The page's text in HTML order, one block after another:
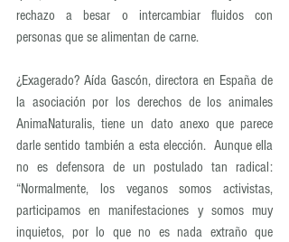
rechazo a besar o intercambiar fluidos con
personas que se alimentan de carne.
¿Exagerado? Aída Gascón, directora en España de
la asociación por los derechos de los animales
AnimaNaturalis, tiene un dato anexo que parece
darle sentido también a esta elección.  Aunque ella
no es defensora de un postulado tan radical:
“Normalmente, los veganos somos activistas,
participamos en manifestaciones y somos muy
inquietos, por lo que no es nada extraño que